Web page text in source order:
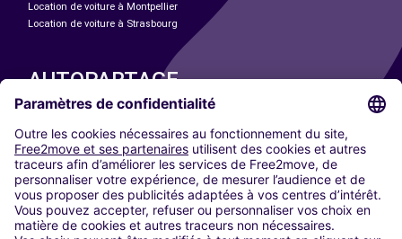
Location de voiture à Montpellier
Location de voiture à Strasbourg
AUTOPARTAGE
Paris
Madrid
Washington DC
Milan
Rome
Turin
Vienne